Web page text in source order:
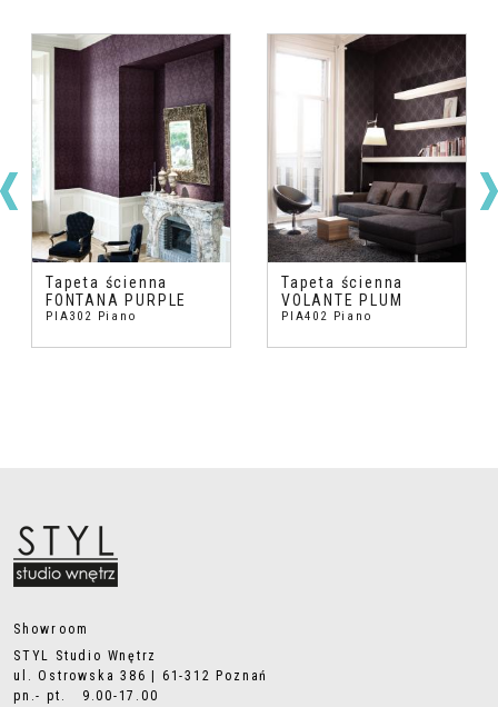
Tapeta ścienna
FONTANA PURPLE
PIA302 Piano
Tapeta ścienna
VOLANTE PLUM
PIA402 Piano
Showroom
STYL Studio Wnętrz
ul. Ostrowska 386 | 61-312 Poznań
pn.- pt. 9.00-17.00